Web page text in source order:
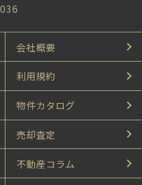
会社概要
利用規約
物件カタログ
売却査定
不動産コラム